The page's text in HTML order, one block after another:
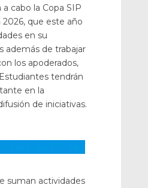
cabo la Copa SIP
2026, que este año
en su
además de trabajar
los apoderados,
tendrán
en la
de iniciativas.
suman actividades